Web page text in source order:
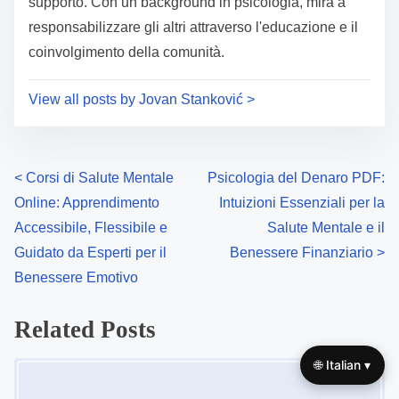
s
p
o
:
a
d
t
m
Author: Jovan Stanković
Jovan è un appassionato sostenitore della salute
responsabilizzare gli altri attraverso l'educazione e il
coinvolgimento della comunità.
View all posts by Jovan Stanković >
P
< Corsi di Salute Mentale
Intuizioni Essenziali per la
Salute Mentale e il
🌐 Italian ▾